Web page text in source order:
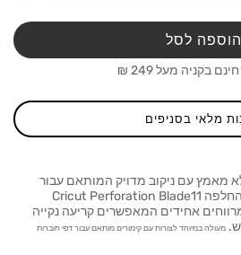
מ-
סכין
11
הוספה לסל
בקניה מעל 249 ₪
מלאי בסניפים
מאמץ עם ניקוב מדויק המותאם עבור
מגוון רחב של פרויקטים! ראש החלפה Cricut Perforation Blade11
מרווחים אחידים המאפשרים קריעה נקייה
מעולה במיוחד לצורות עם קימורים מותאם עבור דפי חוברות